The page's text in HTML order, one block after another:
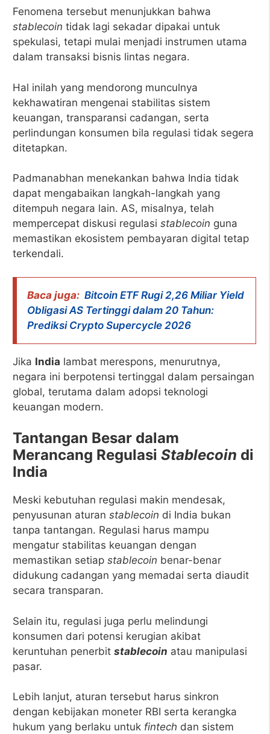
Fenomena tersebut menunjukkan bahwa
stablecoin tidak lagi sekadar dipakai untuk
spekulasi, tetapi mulai menjadi instrumen utama
dalam transaksi bisnis lintas negara.
Hal inilah yang mendorong munculnya
kekhawatiran mengenai stabilitas sistem
keuangan, transparansi cadangan, serta
perlindungan konsumen bila regulasi tidak segera
ditetapkan.
Padmanabhan menekankan bahwa India tidak
dapat mengabaikan langkah-langkah yang
ditempuh negara lain. AS, misalnya, telah
mempercepat diskusi regulasi stablecoin guna
memastikan ekosistem pembayaran digital tetap
terkendali.
Baca juga: Bitcoin ETF Rugi 2,26 Miliar Yield
Obligasi AS Tertinggi dalam 20 Tahun:
Prediksi Crypto Supercycle 2026
Jika India lambat merespons, menurutnya,
negara ini berpotensi tertinggal dalam persaingan
global, terutama dalam adopsi teknologi
keuangan modern.
Tantangan Besar dalam
Merancang Regulasi Stablecoin di
India
Meski kebutuhan regulasi makin mendesak,
penyusunan aturan stablecoin di India bukan
tanpa tantangan. Regulasi harus mampu
mengatur stabilitas keuangan dengan
memastikan setiap stablecoin benar-benar
didukung cadangan yang memadai serta diaudit
secara transparan.
Selain itu, regulasi juga perlu melindungi
konsumen dari potensi kerugian akibat
keruntuhan penerbit stablecoin atau manipulasi
pasar.
Lebih lanjut, aturan tersebut harus sinkron
dengan kebijakan moneter RBI serta kerangka
hukum yang berlaku untuk fintech dan sistem